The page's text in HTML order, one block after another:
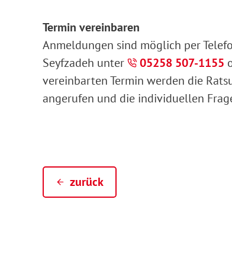
Termin vereinbaren
Anmeldungen sind möglich per
Seyfzadeh unter
05258 507-1155
vereinbarten Termin werden die
angerufen und die individuellen
zurück